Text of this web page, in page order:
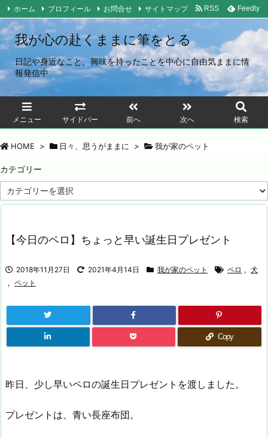
我が心の赴くままに筆をとる
日記や身近なこと、興味を持ったことを中心に自由気ままに情
報発信中
メニュー サイドバー 前へ 次へ 検索
ホーム プロフィール お問合せ サイトマップ RSS Feedly
HOME > 日々、思うがままに > 我が家のペット
カテゴリー
テ
ゴ
【今日のペロ】ちょっと早い誕生日プレゼント
2018年11月27日 2021年4月14日 我が家のペット ペロ , 犬
, ペット
Copy
昨日、少し早いペロの誕生日プレゼントを渡しました。
プレゼントは、青い長座布団。